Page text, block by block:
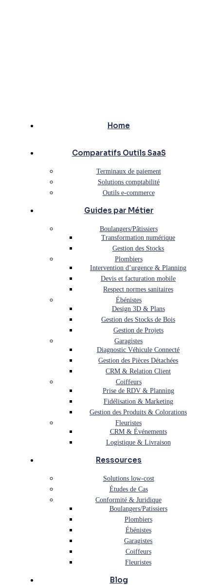
Home
Comparatifs Outils SaaS
Terminaux de paiement
Solutions comptabilité
Outils e-commerce
Guides par Métier
Boulangers/Pâtissiers
Transformation numérique
Gestion des Stocks
Plombiers
Intervention d’urgence & Planning
Devis et facturation mobile
Respect normes sanitaires
Ébénistes
Design 3D & Plans
Gestion des Stocks de Bois
Gestion de Projets
Garagistes
Diagnostic Véhicule Connecté
Gestion des Pièces Détachées
CRM & Relation Client
Coiffeurs
Prise de RDV & Planning
Fidélisation & Marketing
Gestion des Produits & Colorations
Fleuristes
CRM & Événements
Logistique & Livraison
Ressources
Solutions low-cost
Études de Cas
Conformité & Juridique
Boulangers/Patissiers
Plombiers
Ébénistes
Garagistes
Coiffeurs
Fleuristes
Blog